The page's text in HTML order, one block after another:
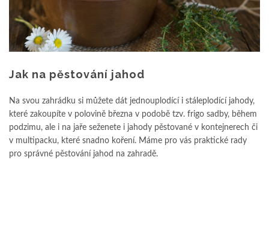
Jak na pěstování jahod
Na svou zahrádku si můžete dát jednouplodící i stáleplodící jahody,
které zakoupíte v polovině března v podobě tzv. frigo sadby, během
podzimu, ale i na jaře seženete i jahody pěstované v kontejnerech či
v multipacku, které snadno koření. Máme pro vás praktické rady
pro správné pěstování jahod na zahradě.